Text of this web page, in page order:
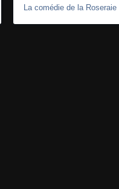
La comédie de la Roseraie